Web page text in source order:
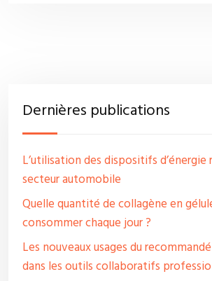
Dernières publications
L’utilisation des dispositifs d’énergie
secteur automobile
Quelle quantité de collagène en
consommer chaque jour ?
Les nouveaux usages du
dans les outils collaboratifs